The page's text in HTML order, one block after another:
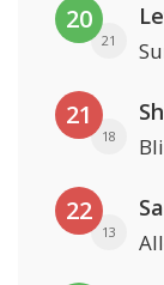
20
21
21
18
22
13